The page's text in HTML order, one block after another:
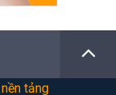
tảng